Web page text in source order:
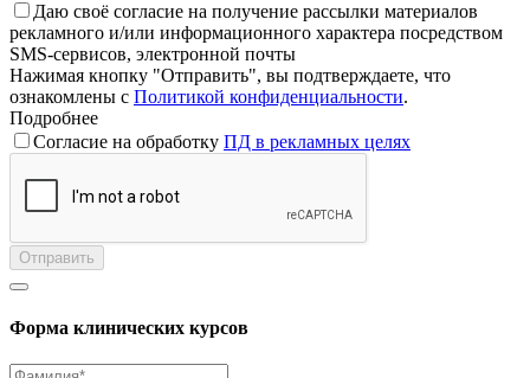
Даю своё согласие на получение рассылки материалов
рекламного и/или информационного характера посредством
SMS-сервисов, электронной почты
Нажимая кнопку "Отправить", вы подтверждаете, что
ознакомлены с Политикой конфиденциальности.
Подробнее
Согласие на обработку ПД в рекламных целях
Отправить
Форма клинических курсов